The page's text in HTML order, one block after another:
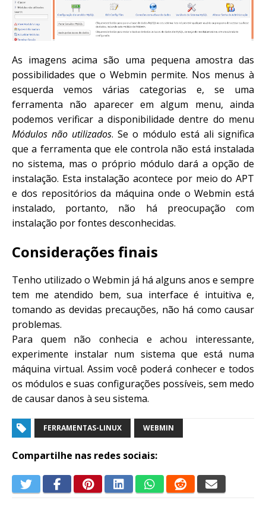
As imagens acima são uma pequena amostra das
possibilidades que o Webmin permite. Nos menus à
esquerda vemos várias categorias e, se uma
ferramenta não aparecer em algum menu, ainda
podemos verificar a disponibilidade dentre do menu
Módulos não utilizados. Se o módulo está ali significa
que a ferramenta que ele controla não está instalada
no sistema, mas o próprio módulo dará a opção de
instalação. Esta instalação acontece por meio do APT
e dos repositórios da máquina onde o Webmin está
instalado, portanto, não há preocupação com
instalação por fontes desconhecidas.
Considerações finais
Tenho utilizado o Webmin já há alguns anos e sempre
tem me atendido bem, sua interface é intuitiva e,
tomando as devidas precauções, não há como causar
problemas.
Para quem não conhecia e achou interessante,
experimente instalar num sistema que está numa
máquina virtual. Assim você poderá conhecer e todos
os módulos e suas configurações possíveis, sem medo
de causar danos à seu sistema.
FERRAMENTAS-LINUX WEBMIN
Compartilhe nas redes sociais: